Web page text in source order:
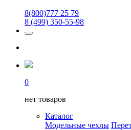
8(800)777 25 79
8 (499) 350-55-98
0
нет товаров
Каталог
Модельные чехлы